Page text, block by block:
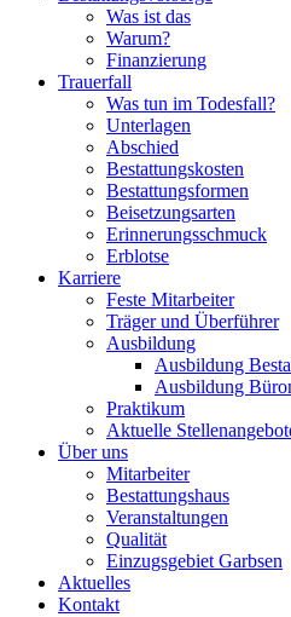
Was ist das
Warum?
Finanzierung
Trauerfall
Was tun im Todesfall?
Unterlagen
Abschied
Bestattungskosten
Bestattungsformen
Beisetzungsarten
Erinnerungsschmuck
Erblotse
Karriere
Feste Mitarbeiter
Träger und Überführer
Ausbildung
Ausbildung
Ausbildung
Praktikum
Aktuelle
Über uns
Mitarbeiter
Bestattungshaus
Veranstaltungen
Qualität
Einzugsgebiet Garbsen
Aktuelles
Kontakt